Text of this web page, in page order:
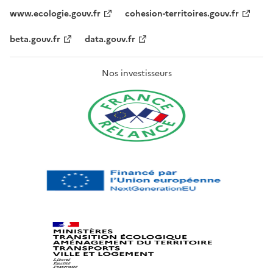
www.ecologie.gouv.fr
cohesion-territoires.gouv.fr
beta.gouv.fr
data.gouv.fr
Nos investisseurs